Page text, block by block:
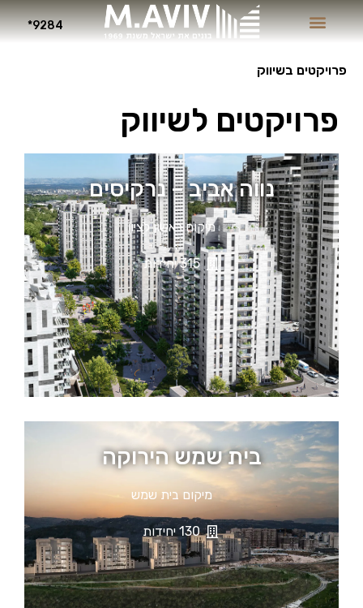
9284*
פרויקטים בשיווק
פרויקטים לשיווק
נווה אביב – נרקיסים
מיקום ראשון לציון
315 יחידות
בית שמש הירוקה
מיקום בית שמש
130 יחידות